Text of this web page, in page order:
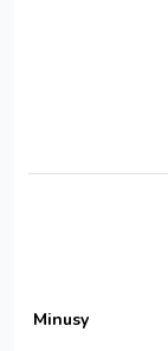
Minusy